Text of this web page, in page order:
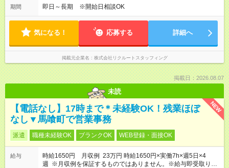
期間 即日～長期 ※開始日相談OK
気になる！ 応募する 詳細へ
掲載元企業名 株式会社リクルートスタッフィング
掲載日：2026.08.07
未読
NEW
【電話なし】17時まで＊未経験OK！残業ほぼ
なし▼馬喰町で営業事務
派遣 職種未経験OK ブランクOK WEB登録・面接OK
給与
時給1650円 月収例 23万円 時給1650円×実働7h×週5日×4
週 ※月収例を保証するものではありません。※給与即受取りサ